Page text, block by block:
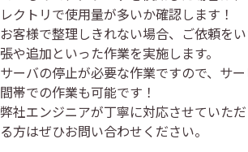
レクトリで使用量が多いか確認します！
お客様で整理しきれない場合、ご依頼を
張や追加といった作業を実施します。
サーバの停止が必要な作業ですので、サ
間帯での作業も可能です！
弊社エンジニアが丁寧に対応させていた
る方はぜひお問い合わせください。